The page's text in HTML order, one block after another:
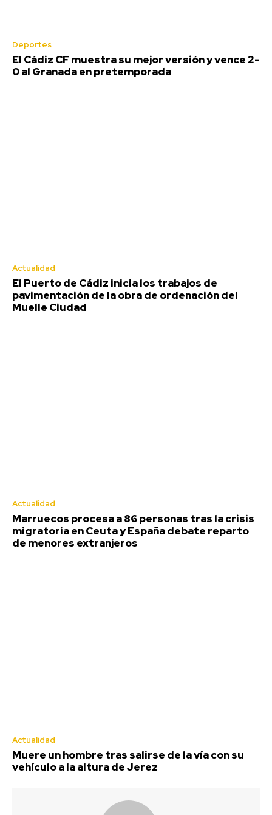
Deportes
El Cádiz CF muestra su mejor versión y vence 2-
0 al Granada en pretemporada
Actualidad
El Puerto de Cádiz inicia los trabajos de
pavimentación de la obra de ordenación del
Muelle Ciudad
Actualidad
Marruecos procesa a 86 personas tras la crisis
migratoria en Ceuta y España debate reparto
de menores extranjeros
Actualidad
Muere un hombre tras salirse de la vía con su
vehículo a la altura de Jerez